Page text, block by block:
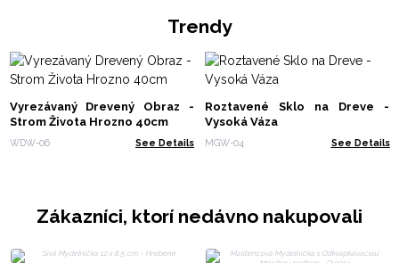
Trendy
Vyrezávaný Drevený Obraz -
Strom Života Hrozno 40cm
WDW-06 See Details
Roztavené Sklo na Dreve -
Vysoká Váza
MGW-04 See Details
Zákazníci, ktorí nedávno nakupovali